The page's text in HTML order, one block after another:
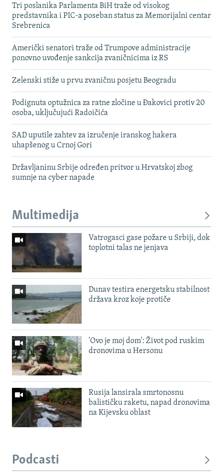
Tri poslanika Parlamenta BiH traže od visokog
predstavnika i PIC-a poseban status za Memorijalni centar
Srebrenica
Američki senatori traže od Trumpove administracije
ponovno uvođenje sankcija zvaničnicima iz RS
Zelenski stiže u prvu zvaničnu posjetu Beogradu
Podignuta optužnica za ratne zločine u Đakovici protiv 20
osoba, uključujući Radoičića
SAD uputile zahtev za izručenje iranskog hakera
uhapšenog u Crnoj Gori
Državljaninu Srbije određen pritvor u Hrvatskoj zbog
sumnje na cyber napade
Multimedija
Vatrogasci gase požare u Srbiji, dok
toplotni talas ne jenjava
Dunav testira energetsku stabilnost
država kroz koje protiče
'Ovo je moj dom': Život pod ruskim
dronovima u Hersonu
Rusija lansirala smrtonosnu
balističku raketu, napad dronovima
na Kijevsku oblast
Podcasti